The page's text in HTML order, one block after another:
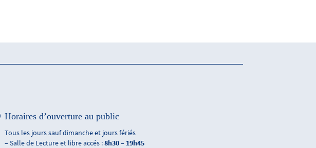
Horaires d’ouverture au public
Tous les jours sauf dimanche et jours fériés
– Salle de Lecture et libre accés :8h30 – 19h45